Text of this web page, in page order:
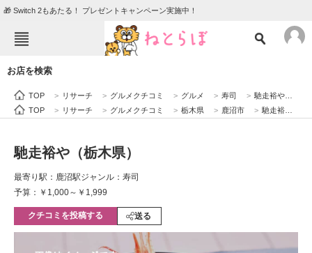
🎁 Switch 2もあたる！ プレゼントキャンペーン実施中！
エンタメ クイズ
住まい
動物
会員記事
お店を検索
TOP > リサーチ > グルメクチコミ > グルメ > 寿司 > 馳走裕や（栃木県）
TOP
> リサーチ > グルメクチコミ > 栃木県 > 鹿沼市 > 馳走裕や（栃木県）
馳走裕や（栃木県）
最寄り駅：鹿沼駅ジャンル：寿司
予算：￥1,000～￥1,999
クチコミを投稿する 送る